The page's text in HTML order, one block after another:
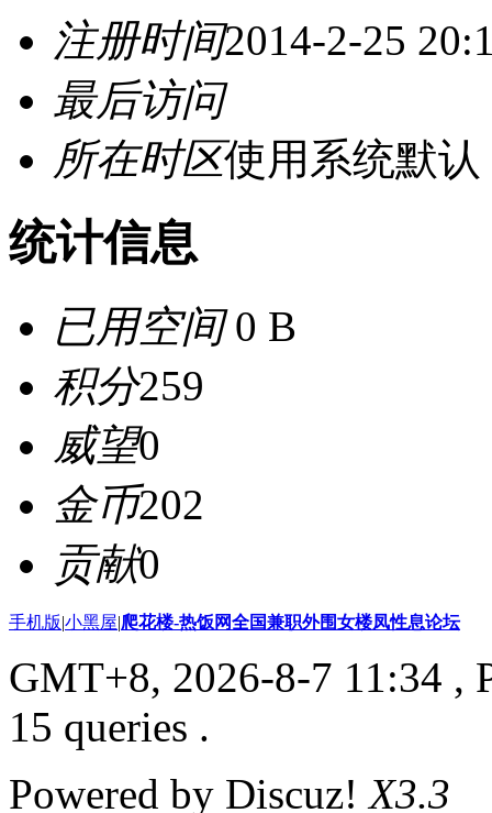
注册时间2014-2-25
最后访问
所在时区使用系统默认
统计信息
已用空间0 B
积分259
威望0
金币202
贡献0
手机版|小黑屋|爬花楼-热饭网全国兼职外围女楼凤性息论坛
GMT+8, 2026-8-7 11:34 ,
15 queries .
Powered by Discuz!X3.3